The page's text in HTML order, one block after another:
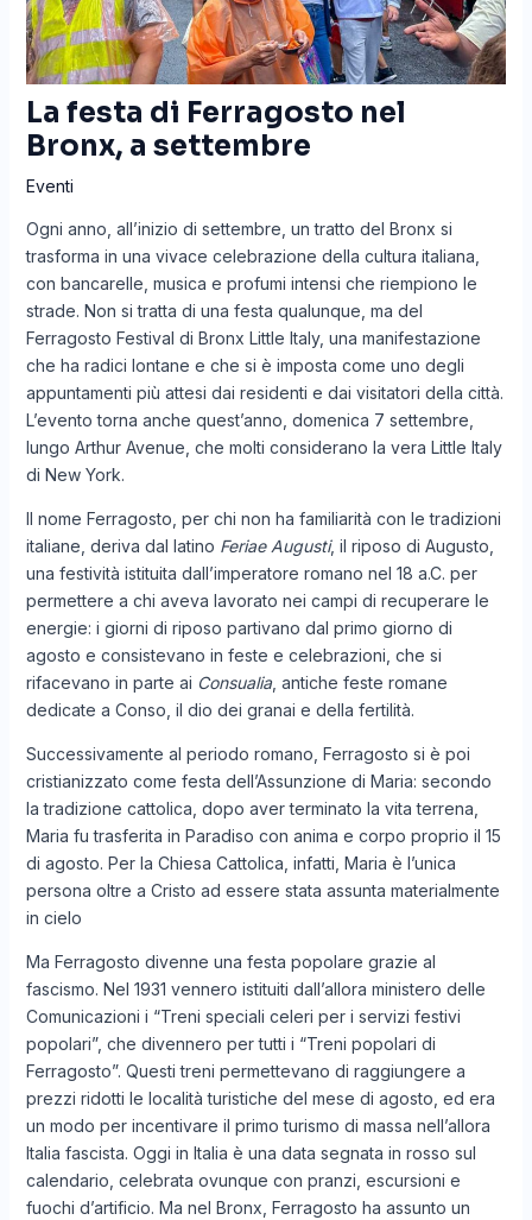
La festa di Ferragosto nel
Bronx, a settembre
Eventi
Ogni anno, all’inizio di settembre, un tratto del Bronx si
trasforma in una vivace celebrazione della cultura italiana,
con bancarelle, musica e profumi intensi che riempiono le
strade. Non si tratta di una festa qualunque, ma del
Ferragosto Festival di Bronx Little Italy, una manifestazione
che ha radici lontane e che si è imposta come uno degli
appuntamenti più attesi dai residenti e dai visitatori della città.
L’evento torna anche quest’anno, domenica 7 settembre,
lungo Arthur Avenue, che molti considerano la vera Little Italy
di New York.
Il nome Ferragosto, per chi non ha familiarità con le tradizioni
italiane, deriva dal latino Feriae Augusti, il riposo di Augusto,
una festività istituita dall’imperatore romano nel 18 a.C. per
permettere a chi aveva lavorato nei campi di recuperare le
energie: i giorni di riposo partivano dal primo giorno di
agosto e consistevano in feste e celebrazioni, che si
rifacevano in parte ai Consualia, antiche feste romane
dedicate a Conso, il dio dei granai e della fertilità.
Successivamente al periodo romano, Ferragosto si è poi
cristianizzato come festa dell’Assunzione di Maria: secondo
la tradizione cattolica, dopo aver terminato la vita terrena,
Maria fu trasferita in Paradiso con anima e corpo proprio il 15
di agosto. Per la Chiesa Cattolica, infatti, Maria è l’unica
persona oltre a Cristo ad essere stata assunta materialmente
in cielo
Ma Ferragosto divenne una festa popolare grazie al
fascismo. Nel 1931 vennero istituiti dall’allora ministero delle
Comunicazioni i “Treni speciali celeri per i servizi festivi
popolari”, che divennero per tutti i “Treni popolari di
Ferragosto”. Questi treni permettevano di raggiungere a
prezzi ridotti le località turistiche del mese di agosto, ed era
un modo per incentivare il primo turismo di massa nell’allora
Italia fascista. Oggi in Italia è una data segnata in rosso sul
calendario, celebrata ovunque con pranzi, escursioni e
fuochi d’artificio. Ma nel Bronx, Ferragosto ha assunto un